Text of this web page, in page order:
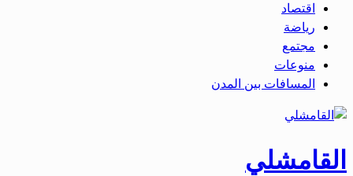
اقتصاد
رياضة
مجتمع
منوعات
المسافات بين المدن
القامشلي